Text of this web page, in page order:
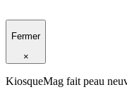
Fermer
×
KiosqueMag fait peau